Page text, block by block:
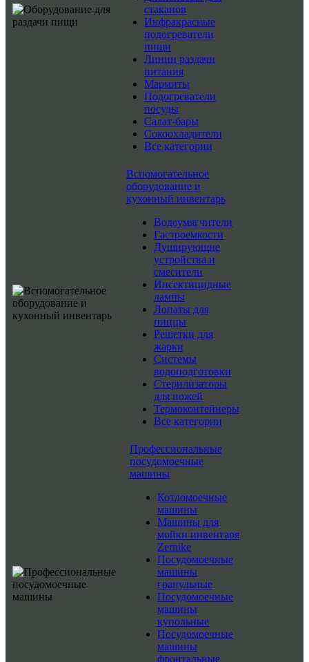
стаканов
Инфракрасные
подогреватели
пищи
Линии раздачи
питания
Мармиты
Подогреватели
посуды
Салат-бары
Сокоохладители
Все категории
Вспомогательное
оборудование и
кухонный инвентарь
Водоумягчители
Гастроемкости
Душирующие
устройства и
смесители
Инсектицидные
лампы
Лопаты для
пиццы
Решетки для
жарки
Системы
водоподготовки
Стерилизаторы
для ножей
Термоконтейнеры
Все категории
Профессиональные
посудомоечные
машины
Котломоечные
машины
Машины для
мойки инвентаря
Zernike
Посудомоечные
машины
гранульные
Посудомоечные
машины
купольные
Посудомоечные
машины
фронтальные